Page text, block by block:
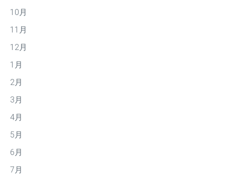
10月
11月
12月
1月
2月
3月
4月
5月
6月
7月